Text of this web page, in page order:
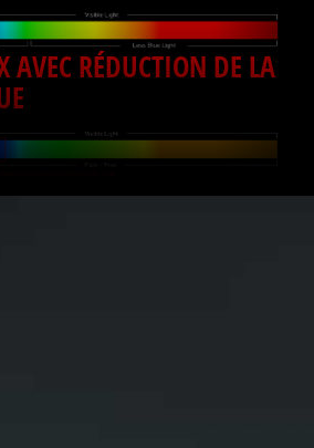
AVEC RÉDUCTION DE LA